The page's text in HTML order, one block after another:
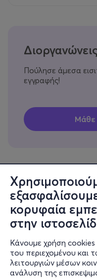
κορυφαία
στην
Κάνουμε χρήση
του περιεχομένου και
λειτουργιών μέσων
ανάλυση της
Πούλησε άμεσα
εγγραφής!
Πληροφορίες
Υποστήριξη
Stay Connected